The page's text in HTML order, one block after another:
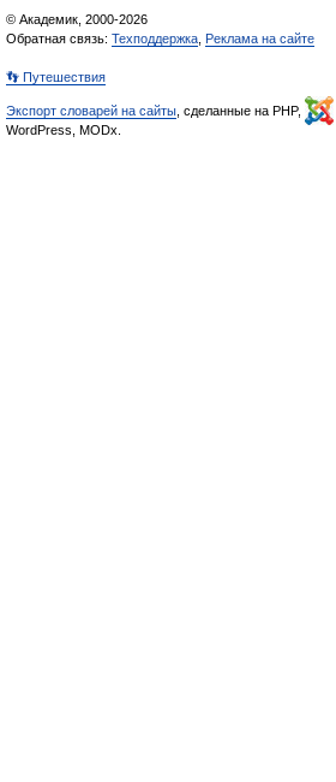
© Академик, 2000-2026
Обратная связь: Техподдержка Реклама на сайте
👣 Путешествия
Экспорт словарей на сайты , сделанные на PHP,
WordPress, MODx.